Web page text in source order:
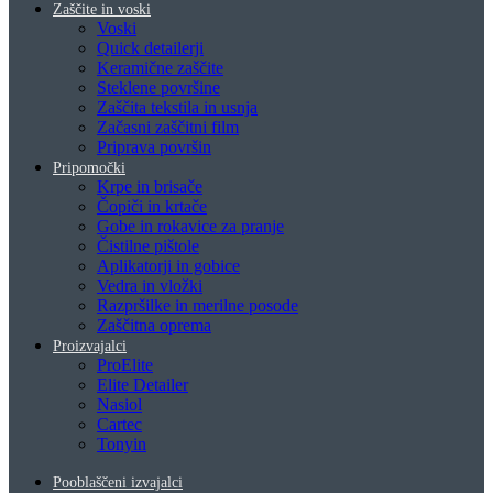
Zaščite in voski
Voski
Quick detailerji
Keramične zaščite
Steklene površine
Zaščita tekstila in usnja
Začasni zaščitni film
Priprava površin
Pripomočki
Krpe in brisače
Čopiči in krtače
Gobe in rokavice za pranje
Čistilne pištole
Aplikatorji in gobice
Vedra in vložki
Razpršilke in merilne posode
Zaščitna oprema
Proizvajalci
ProElite
Elite Detailer
Nasiol
Cartec
Tonyin
Pooblaščeni izvajalci